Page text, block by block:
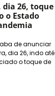
dia 26, toque
o Estado
de anunciar
dia 26, indo até
o toque de